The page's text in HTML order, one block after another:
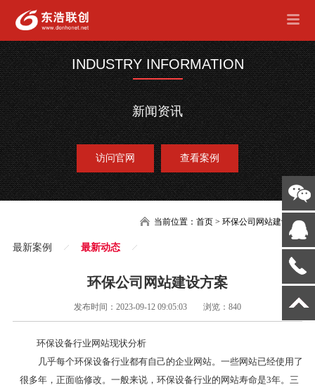
INDUSTRY INFORMATION
新闻资讯
访问官网 查看案例
当前位置：首页 >环保公司网站建设
最新案例 最新动态
环保公司网站建设方案
发布时间：2023-09-12 09:05:03 浏览：840
环保设备行业网站现状分析
几乎每个环保设备行业都有自己的企业网站。一些网站已经使用了
很多年，正面临修改。一般来说，环保设备行业的网站寿命是3年。三